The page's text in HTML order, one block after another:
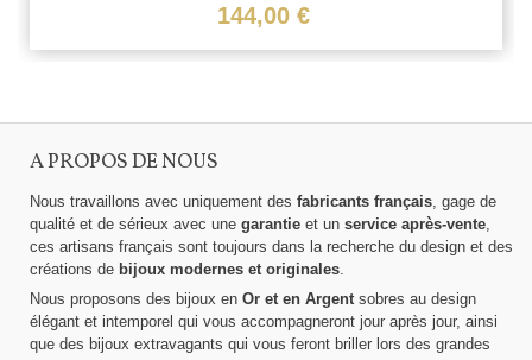
144,00 €
A PROPOS DE NOUS
Nous travaillons avec uniquement des fabricants français, gage de
qualité et de sérieux avec une garantie et un service après-vente,
ces artisans français sont toujours dans la recherche du design et des
créations de bijoux modernes et originales.
Nous proposons des bijoux en Or et en Argentsobres au design
élégant et intemporel qui vous accompagneront jour après jour, ainsi
que des bijoux extravagants qui vous feront briller lors des grandes